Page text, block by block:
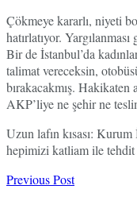
Çökmeye kararlı, niyeti
hatırlatıyor.
Bir de İstanbul’da
talimat vereceksin,
bırakacakmış. Hakikaten
AKP’liye ne şehir ne
Uzun lafın kısası:
hepimizi katliam ile tehdit
Previous Post